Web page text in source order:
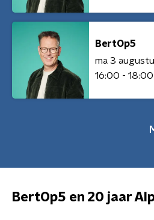
BertOp5
ma 3
16:00 - 18:00
BertOp5 en 20 jaar